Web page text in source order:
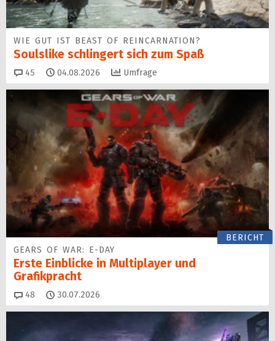
WIE GUT IST BEAST OF REINCARNATION?
Soulslike schlingert sich zum Spaß
45 Kommentare
04.08.2026 Umfrage
BERICHT
GEARS OF WAR: E-DAY
Erste Einblicke in Multiplayer und
Grafikpracht
48 Kommentare
30.07.2026